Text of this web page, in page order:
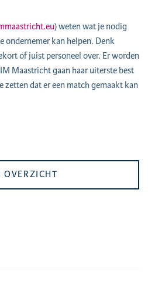
) weten wat je nodig
ondernemer kan helpen. Denk
of juist personeel over. Er worden
Maastricht gaan haar uiterste best
zetten dat er een match gemaakt kan
OVERZICHT